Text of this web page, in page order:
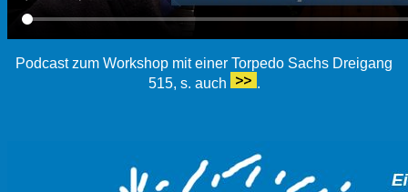
Podcast zum Workshop mit einer Torpedo Sachs Dreigang
515, s. auch
.